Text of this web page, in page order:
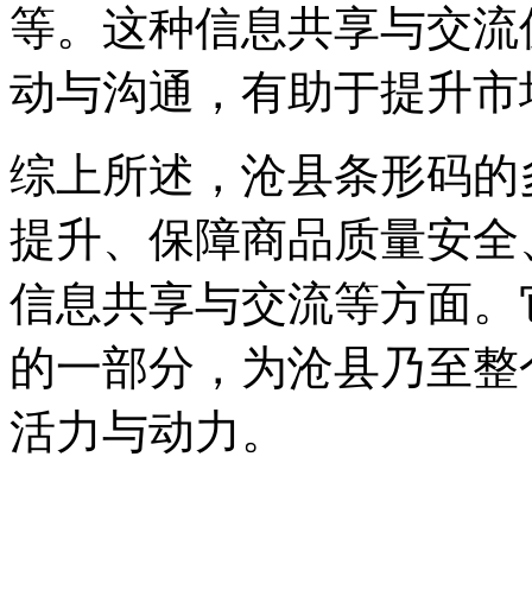
等。这种信息共享与交
动与沟通，有助于提升
综上所述，沧县条形码
提升、保障商品质量安
信息共享与交流等方面
的一部分，为沧县乃至
活力与动力。